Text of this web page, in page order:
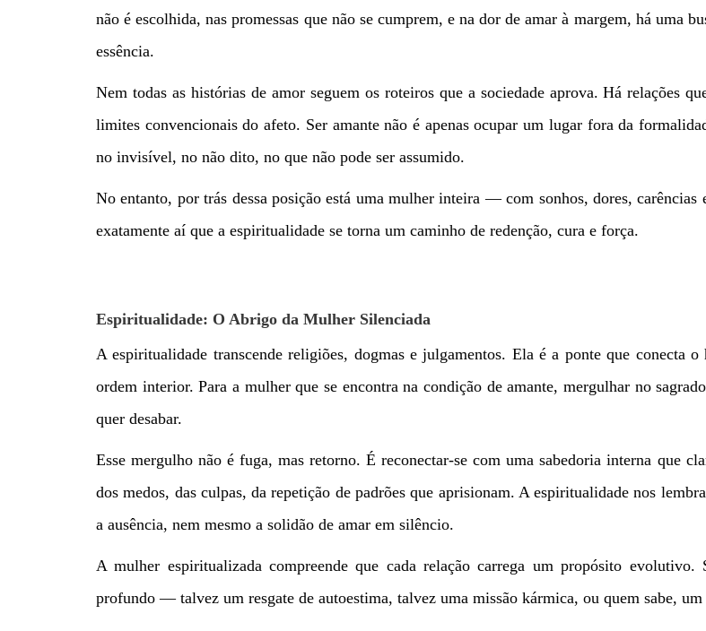
não é escolhida, nas promessas que não se cumprem, e na dor de amar à margem, há uma
essência.
Nem todas as histórias de amor seguem os roteiros que a sociedade aprova. Há relações
limites convencionais do afeto. Ser amante não é apenas ocupar um lugar fora da
no invisível, no não dito, no que não pode ser assumido.
No entanto, por trás dessa posição está uma mulher inteira — com sonhos, dores,
exatamente aí que a espiritualidade se torna um caminho de redenção, cura e força.
Espiritualidade: O Abrigo da Mulher Silenciada
A espiritualidade transcende religiões, dogmas e julgamentos. Ela é a ponte que conecta
ordem interior. Para a mulher que se encontra na condição de amante, mergulhar no
quer desabar.
Esse mergulho não é fuga, mas retorno. É reconectar-se com uma sabedoria interna que
dos medos, das culpas, da repetição de padrões que aprisionam. A espiritualidade nos
a ausência, nem mesmo a solidão de amar em silêncio.
A mulher espiritualizada compreende que cada relação carrega um propósito
profundo — talvez um resgate de autoestima, talvez uma missão kármica, ou quem sabe,